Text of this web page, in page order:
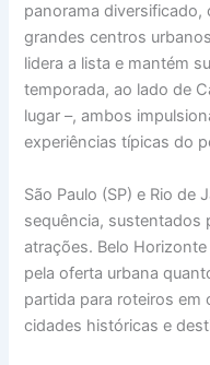
panorama
grandes centros
lidera a lista e mantém
temporada, ao lado de
lugar –, ambos
experiências típicas do
São Paulo (SP) e Rio de
sequência, sustentados
atrações. Belo
pela oferta urbana
partida para roteiros
cidades históricas e